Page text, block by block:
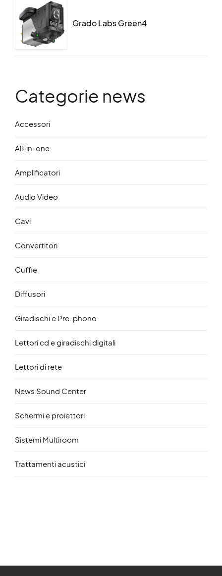
Grado Labs Green4
Categorie news
Accessori
All-in-one
Amplificatori
Audio Video
Cavi
Convertitori
Cuffie
Diffusori
Giradischi e Pre-phono
Lettori cd e giradischi digitali
Lettori di rete
News Sound Center
Schermi e proiettori
Sistemi Multiroom
Trattamenti acustici